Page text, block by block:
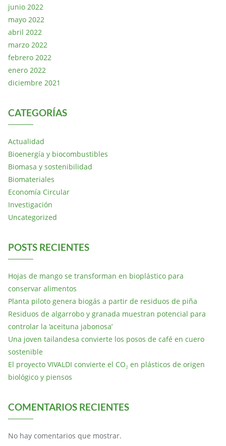
junio 2022
mayo 2022
abril 2022
marzo 2022
febrero 2022
enero 2022
diciembre 2021
CATEGORÍAS
Actualidad
Bioenergía y biocombustibles
Biomasa y sostenibilidad
Biomateriales
Economía Circular
Investigación
Uncategorized
POSTS RECIENTES
Hojas de mango se transforman en bioplástico para
conservar alimentos
Planta piloto genera biogás a partir de residuos de piña
Residuos de algarrobo y granada muestran potencial para
controlar la ‘aceituna jabonosa’
Una joven tailandesa convierte los posos de café en cuero
sostenible
El proyecto VIVALDI convierte el CO₂ en plásticos de origen
biológico y piensos
COMENTARIOS RECIENTES
No hay comentarios que mostrar.